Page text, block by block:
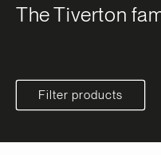
C
l
e
The Tiverton
Filter products